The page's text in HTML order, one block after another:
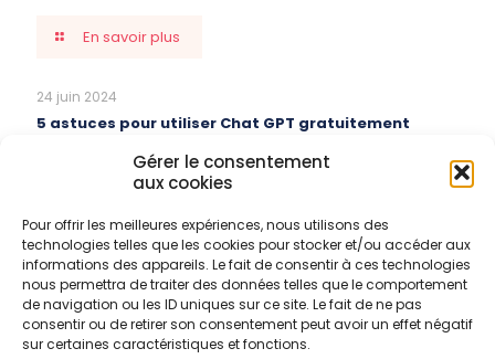
Gérer le consentement
aux cookies
Pour offrir les meilleures expériences, nous utilisons des
technologies telles que les cookies pour stocker et/ou accéder aux
informations des appareils. Le fait de consentir à ces technologies
nous permettra de traiter des données telles que le comportement
de navigation ou les ID uniques sur ce site. Le fait de ne pas
consentir ou de retirer son consentement peut avoir un effet négatif
sur certaines caractéristiques et fonctions.
En savoir plus
24 juin 2024
5 astuces pour utiliser Chat GPT gratuitement
En savoir plus
27 mai 2024
Fiche de Vérification Extincteur
En savoir plus